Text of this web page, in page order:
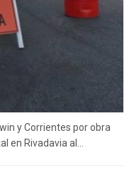
y Corrientes por obra
en Rivadavia al...